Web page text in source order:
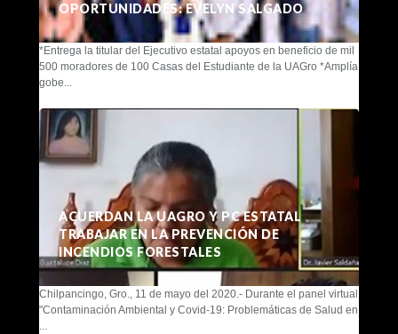
OPORTUNIDADES: EVELYN SALGADO
*Entrega la titular del Ejecutivo estatal apoyos en beneficio de mil
500 moradores de 100 Casas del Estudiante de la UAGro *Amplía
gobe...
ACUERDAN LA UAGRO Y PC ESTATAL
TRABAJAR EN LA PREVENCIÓN DE
INCENDIOS FORESTALES
Chilpancingo, Gro., 11 de mayo del 2020.- Durante el panel virtual
"Contaminación Ambiental y Covid-19: Problemáticas de Salud en
...